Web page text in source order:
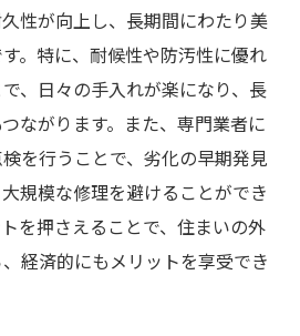
性が向上し、長期間にわたり美
。特に、耐候性や防汚性に優れ
、日々の手入れが楽になり、長
ながります。また、専門業者に
を行うことで、劣化の早期発見
規模な修理を避けることができ
を押さえることで、住まいの外
経済的にもメリットを享受でき